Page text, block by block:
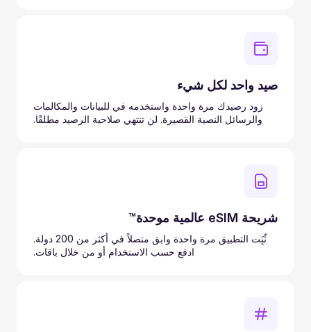
صيد واحد لكل شيء
زود رصيدك مرة واحدة واستخدمه في للبيانات والمكالمات
والرسائل النصية القصيرة. لن تنتهي صلاحية الرصيد مطلقًا.
شريحة eSIM عالمية موحدة™
ثّبَِت التطبيق مرة واحدة وابق متصلاً في أكثر من 200 دولة.
ادفع حسب الاستخدام أو من خلال باقات.